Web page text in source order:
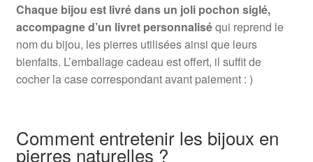
Chaque bijou est livré dans un joli pochon siglé,
accompagne d’un livret personnaliséqui reprend le
nom du bijou, les pierres utilisées ainsi que leurs
bienfaits. L’emballage cadeau est offert, il suffit de
cocher la case correspondant avant paiement : )
Comment entretenir les bijoux en
pierres naturelles ?